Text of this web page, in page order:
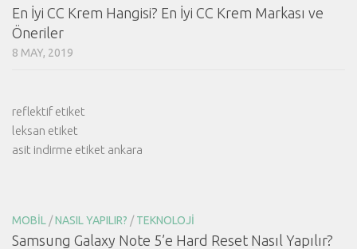
En İyi CC Krem Hangisi? En İyi CC Krem Markası ve
Öneriler
8 MAY, 2019
reflektif etiket
leksan etiket
asit indirme etiket ankara
MOBIL /NASIL YAPILIR? /TEKNOLOJI
Samsung Galaxy Note 5’e Hard Reset Nasıl Yapılır?